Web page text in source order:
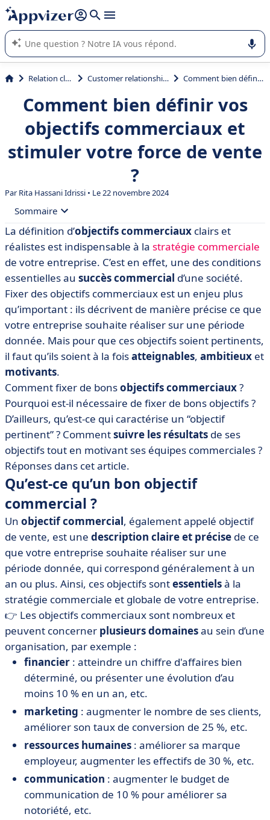
répondre (plusieurs lignes avec
L'IA de Appvizer vous guide dans l'utilisation ou la sélection de
logiciel SaaS en entreprise.
Relation client et vente Customer relationship management (CRM) Comment bien définir vos objectifs commerciaux et stimuler votre force de vente ?
Comment bien définir vos
objectifs commerciaux et
stimuler votre force de vente
?
ParRita Hassani Idrissi • Le 22 novembre 2024
Sommaire
• Qu’est-ce qu’un bon objectif commercial ?
• Les 9 types d'objectifs commerciaux ?
• Pourquoi mettre en place des objectifs commerciaux
?
• Comment déterminer les objectifs commerciaux ?
• 5 conseils pour bien suivre ses objectifs commerciaux
La définition d’objectifs commerciaux clairs et
réalistes est indispensable à la stratégie commerciale
de votre entreprise. C’est en effet, une des conditions
essentielles au succès commercial d’une société.
Fixer des objectifs commerciaux est un enjeu plus
qu’important : ils décrivent de manière précise ce que
votre entreprise souhaite réaliser sur une période
donnée. Mais pour que ces objectifs soient pertinents,
il faut qu’ils soient à la foisatteignables, ambitieux et
motivants.
Comment fixer de bonsobjectifs commerciaux?
Pourquoi est-il nécessaire de fixer de bons objectifs ?
D’ailleurs, qu’est-ce qui caractérise un “objectif
pertinent” ? Commentsuivre les résultats de ses
objectifs tout en motivant ses équipes commerciales ?
Réponses dans cet article.
Qu’est-ce qu’un bon objectif
commercial ?
Un objectif commercial, également appelé objectif
de vente, est une description claire et précise de ce
que votre entreprise souhaite réaliser sur une
période donnée, qui correspond généralement à un
an ou plus. Ainsi, ces objectifs sontessentielsà la
stratégie commerciale et globale de votre entreprise.
👉 Les objectifs commerciaux sont nombreux et
peuvent concerner plusieurs domainesau sein d’une
organisation, par exemple :
financier : atteindre un chiffre d'affaires bien
déterminé, ou présenter une évolution d’au
moins 10 % en un an, etc.
marketing : augmenter le nombre de ses clients,
améliorer son taux de conversion de 25 %, etc.
ressources humaines : améliorer sa marque
employeur, augmenter les effectifs de 30 %, etc.
communication : augmenter le budget de
communication de 10 % pour améliorer sa
notoriété, etc.